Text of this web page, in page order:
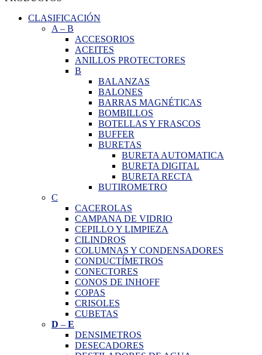
CLASIFICACIÓN
A – B
ACCESORIOS
ACEITES
ANILLOS PROTECTORES
B
BALANZAS
BALONES
BARRAS MAGNÉTICAS
BOMBILLOS
BOTELLAS Y FRASCOS
BUFFER
BURETAS
BURETA AUTOMATICA
BURETA DIGITAL
BURETA RECTA
BUTIROMETRO
C
CACEROLAS
CAMPANA DE VIDRIO
CEPILLO Y LIMPIEZA
CILINDROS
COLUMNAS Y CONDENSADORES
CONDUCTÍMETROS
CONECTORES
CONOS DE INHOFF
COPAS
CRISOLES
CUBETAS
D – E
DENSIMETROS
DESECADORES